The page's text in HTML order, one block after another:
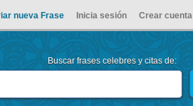
nueva Frase Inicia sesión Crear cuenta
Buscar frases celebres y citas de: